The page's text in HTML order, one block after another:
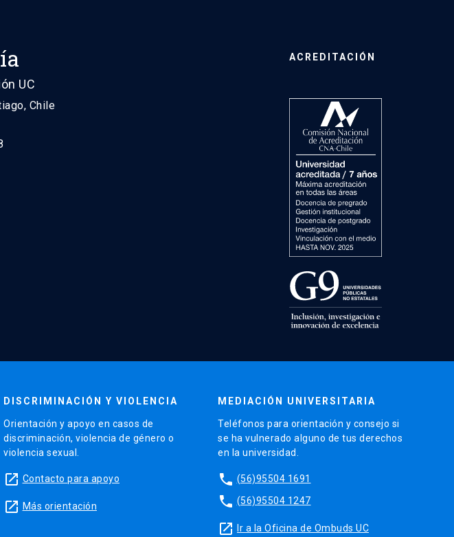
UC
Chile
ACREDITACIÓN
DISCRIMINACIÓN Y VIOLENCIA
Orientación y apoyo en casos de
discriminación, violencia de género o
violencia sexual.
launch Contacto para apoyo
launch Más orientación
MEDIACIÓN UNIVERSITARIA
Teléfonos para orientación y consejo si
se ha vulnerado alguno de tus derechos
en la universidad.
phone (56)95504 1691
phone (56)95504 1247
launch Ir a la Oficina de Ombuds UC